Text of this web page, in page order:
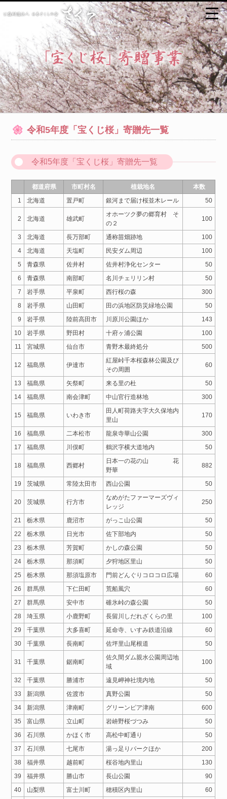
令和5年度「宝くじ桜」寄贈先一覧
令和5年度「宝くじ桜」寄贈先一覧
都道府県 市町村名 植栽地名
本数
1
北海道 置戸町 銀河まで届け桜並木レール 50
2 北海道 雄武町
オホーツク夢の郷育村 そ
の２
100
3 北海道 長万部町 通称苗畑跡地
100
4
北海道 天塩町 民安ダム周辺
100
5
青森県 佐井村 佐井村浄化センター
50
6
青森県 南部町 名川チェリリン村
50
7
岩手県 平泉町 西行桜の森
300
8
岩手県 山田町 田の浜地区防災緑地公園
50
9
岩手県 陸前高田市 川原川公園ほか
143
10
岩手県 野田村 十府ヶ浦公園
100
11
宮城県 仙台市 青野木最終処分 500
12 福島県 伊達市
紅屋峠千本桜森林公園及び
その周囲
60
13 福島県 矢祭町 来る里の杜
50
14
福島県 南会津町 中山官行造林地 300
15 福島県 いわき市
田人町荷路夫字大久保地内
里山
170
16 福島県 二本松市 龍泉寺華山公園
300
17
福島県 川俣町 鶴沢字横大道地内 50
18 福島県 西郷村
日本一の花の山 花
野華
882
19 茨城県 常陸太田市 西山公園 50
20 茨城県 行方市
なめがたファーマーズヴィ
レッジ
250
21 栃木県 鹿沼市 がっこ山公園
50
22
栃木県 日光市 佐下部地内
50
23
栃木県 芳賀町 かしの森公園
50
24
栃木県 那須町 夕狩地区里山
50
25
栃木県 那須塩原市 門前どんぐりコロコロ広場
60
26
群馬県 下仁田町 荒船風穴
60
27
群馬県 安中市 碓氷峠の森公園
50
28
埼玉県 小鹿野町 長留川しだれざくらの里
100
29
千葉県 大多喜町 延命寺、いすみ鉄道沿線
60
30
千葉県 長南町 佐坪里山尾根道 50
31 千葉県 鋸南町
佐久間ダム親水公園周辺地
域
100
32 千葉県 勝浦市 遠見岬神社境内地
50
33
新潟県 佐渡市 真野公園
50
34
新潟県 津南町 グリーンピア津南
600
35
富山県 立山町 岩峅野桜づつみ
50
36
石川県 かほく市 高松中町通り
50
37
石川県 七尾市 湯っ足りパークほか
200
38
福井県 越前町 桜谷地内里山
130
39
福井県 勝山市 長山公園
90
40
山梨県 富士川町 穂積区内里山 60